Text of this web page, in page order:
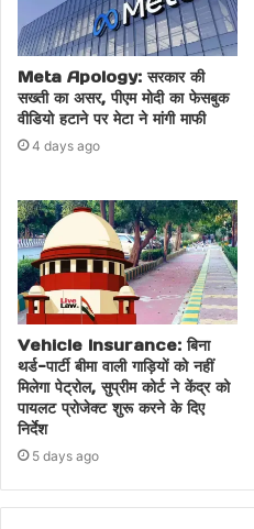
Meta Apology: सरकार की
सख्ती का असर, पीएम मोदी का फेसबुक
वीडियो हटाने पर मेटा ने मांगी माफी
4 days ago
Vehicle Insurance: बिना
थर्ड-पार्टी बीमा वाली गाड़ियों को नहीं
मिलेगा पेट्रोल, सुप्रीम कोर्ट ने केंद्र को
पायलट प्रोजेक्ट शुरू करने के दिए
निर्देश
5 days ago